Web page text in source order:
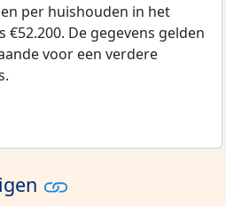
per huishouden in het
€52.200. De gegevens gelden
voor een verdere